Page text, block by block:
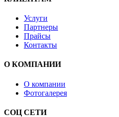
Услуги
Партнеры
Прайсы
Контакты
О КОМПАНИИ
О компании
Фотогалерея
СОЦ СЕТИ